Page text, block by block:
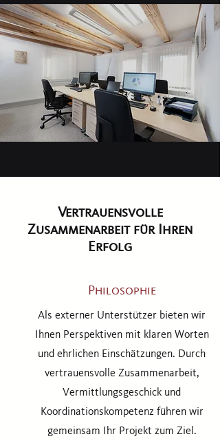
Vertrauensvolle
Zusammenarbeit für Ihren
Erfolg
Philosophie
Als externer Unterstützer bieten wir
Ihnen Perspektiven mit klaren Worten
und ehrlichen Einschätzungen. Durch
vertrauensvolle Zusammenarbeit,
Vermittlungsgeschick und
Koordinationskompetenz führen wir
gemeinsam Ihr Projekt zum Ziel.